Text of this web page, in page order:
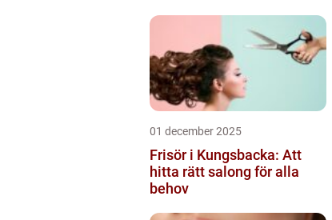
01 december 2025
Frisör i Kungsbacka: Att
hitta rätt salong för alla
behov